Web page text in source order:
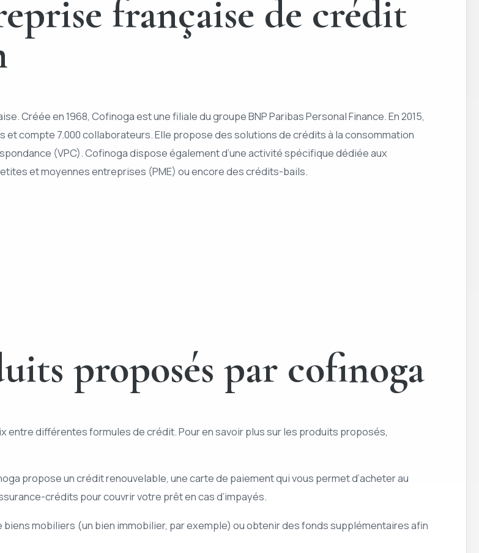
française de crédit
Créée en 1968, Cofinoga est une filiale du groupe BNP Paribas Personal Finance. En 2015,
et compte 7.000 collaborateurs. Elle propose des solutions de crédits à la consommation
(VPC). Cofinoga dispose également d’une activité spécifique dédiée aux
et moyennes entreprises (PME) ou encore des crédits-bails.
proposés par cofinoga
entre différentes formules de crédit. Pour en savoir plus sur les produits proposés,
propose un crédit renouvelable, une carte de paiement qui vous permet d’acheter au
crédits pour couvrir votre prêt en cas d’impayés.
mobiliers (un bien immobilier, par exemple) ou obtenir des fonds supplémentaires afin